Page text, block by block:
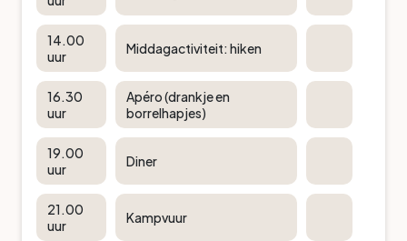
14.00
uur
Middagactiviteit: hiken
16.30
uur
Apéro (drankje en
borrelhapjes)
19.00
uur
Diner
21.00
uur
Kampvuur